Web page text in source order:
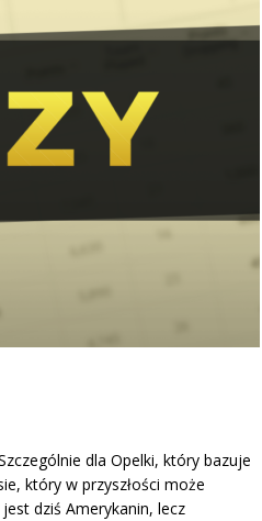
dla Opelki, który bazuje
który w przyszłości może
dziś Amerykanin, lecz